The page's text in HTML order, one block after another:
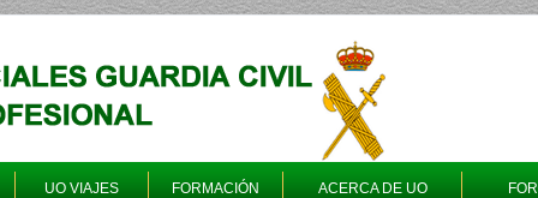
UO VIAJES FORMACIÓN ACERCA DE UO